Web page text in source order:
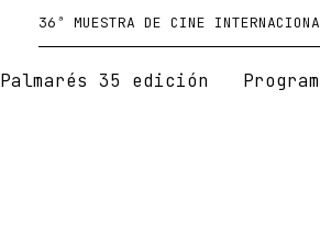
36ª MUESTRA DE CINE
Palmarés 35 edición